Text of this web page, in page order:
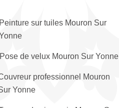
Peinture sur tuiles Mouron Sur
Pose de velux Mouron Sur Yonne
professionnel Mouron
Yonne